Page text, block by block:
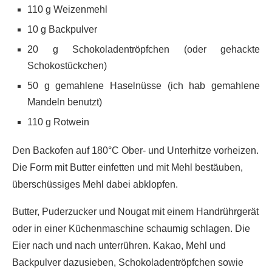
110 g Weizenmehl
10 g Backpulver
20 g Schokoladentröpfchen (oder gehackte
Schokostückchen)
50 g gemahlene Haselnüsse (ich hab gemahlene
Mandeln benutzt)
110 g Rotwein
Den Backofen auf 180°C Ober- und Unterhitze vorheizen.
Die Form mit Butter einfetten und mit Mehl bestäuben,
überschüssiges Mehl dabei abklopfen.
Butter, Puderzucker und Nougat mit einem Handrührgerät
oder in einer Küchenmaschine schaumig schlagen. Die
Eier nach und nach unterrühren. Kakao, Mehl und
Backpulver dazusieben, Schokoladentröpfchen sowie